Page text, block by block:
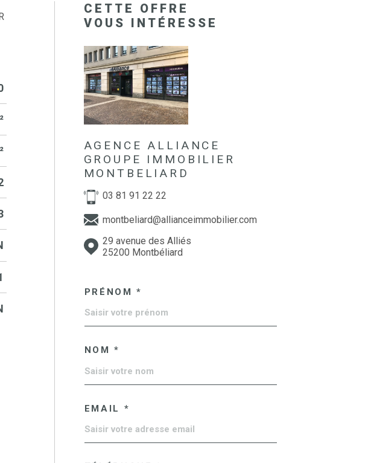
CETTE OFFRE
VOUS INTÉRESSE
AGENCE ALLIANCE
GROUPE IMMOBILIER
MONTBELIARD
03 81 91 22 22
montbeliard@allianceimmobilier.com
29 avenue des Alliés
25200 Montbéliard
PRÉNOM *
NOM *
EMAIL *